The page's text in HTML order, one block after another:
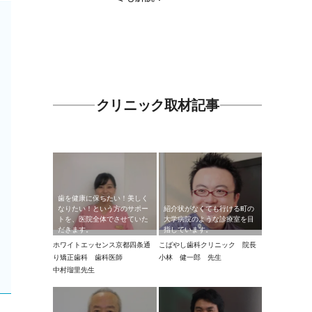
クリニック取材記事
歯を健康に保ちたい！美しく
なりたい！という方のサポー
トを、医院全体でさせていた
だきます。
ホワイトエッセンス京都四条通
り矯正歯科 歯科医師
中村瑠里先生
紹介状がなくても行ける町の
大学病院のような診療室を目
指しています。
こばやし歯科クリニック 院長
小林 健一郎 先生